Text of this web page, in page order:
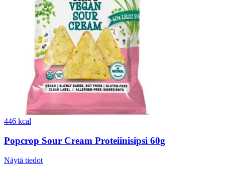
446 kcal
Popcrop Sour Cream Proteiinisipsi 60g
Näytä tiedot